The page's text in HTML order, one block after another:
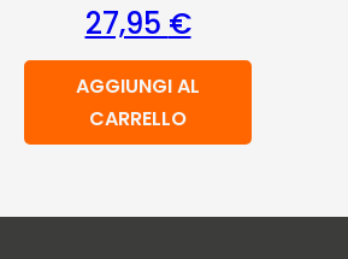
27,95 €
AGGIUNGI AL
CARRELLO